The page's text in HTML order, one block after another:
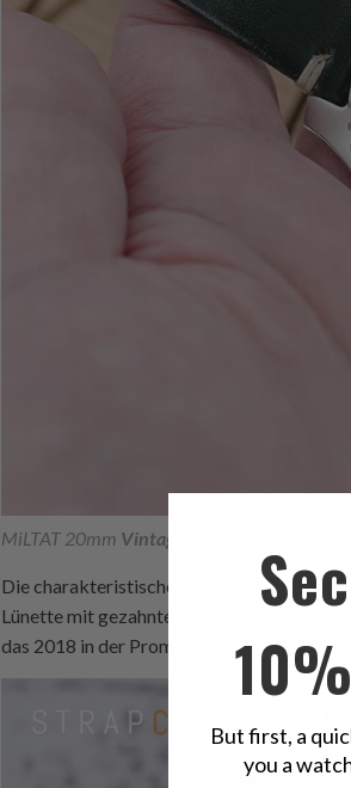
MiLTAT 20mm Vintage Artisan Green 2-
Die charakteristische linkshändige Krone
Lünette mit gezahnten Zähnen für
das 2018 in der Promaster NY008-Serie
But first, a
you a